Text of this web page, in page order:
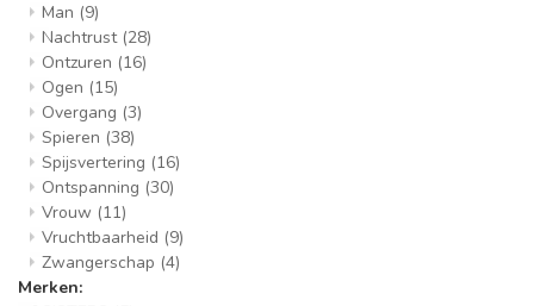
Man (9)
Nachtrust (28)
Ontzuren (16)
Ogen (15)
Overgang (3)
Spieren (38)
Spijsvertering (16)
Ontspanning (30)
Vrouw (11)
Vruchtbaarheid (9)
Zwangerschap (4)
Merken: